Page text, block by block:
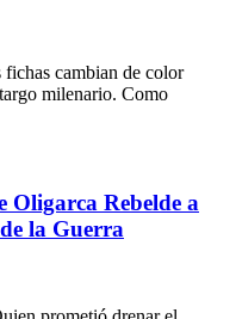
cambian de color
milenario. Como
Oligarca Rebelde a
la Guerra